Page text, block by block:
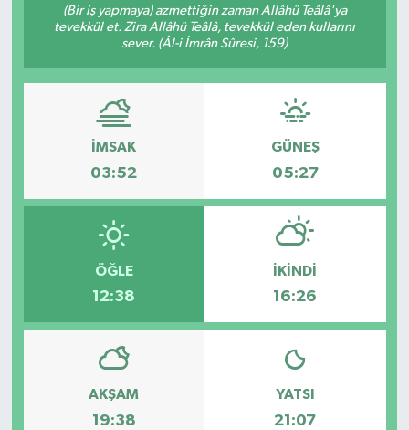
(Bir iş yapmaya) azmettiğin zaman Allâhü Teâlâ'ya
tevekkül et. Zira Allâhü Teâlâ, tevekkül eden kullarını
sever. (Âl-i İmrân Sûresi, 159)
İMSAK
03:52
GÜNEŞ
05:27
ÖĞLE
12:38
İKINDI
16:26
AKŞAM
19:38
YATSI
21:07
Gündem
Kültür Sanat
Magazin
Otomobil
Resmî ilanlar